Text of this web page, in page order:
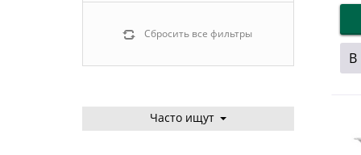
Сбросить все фильтры
Часто ищут
В